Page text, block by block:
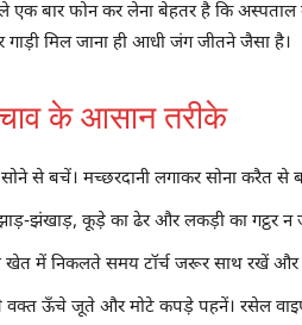
बार फोन कर लेना बेहतर है कि अस्पताल
मिल जाना ही आधी जंग जीतने जैसा है।
के आसान तरीके
से बचें। मच्छरदानी लगाकर सोना करैत
झंखाड़, कूड़े का ढेर और लकड़ी का गट्ठर न
में निकलते समय टॉर्च जरूर साथ रखें और
ऊँचे जूते और मोटे कपड़े पहनें। रसेल